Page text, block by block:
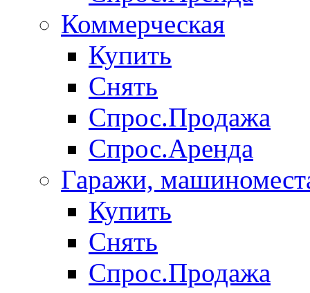
Коммерческая
Купить
Снять
Спрос.Продажа
Спрос.Аренда
Гаражи,
Купить
Снять
Спрос.Продажа